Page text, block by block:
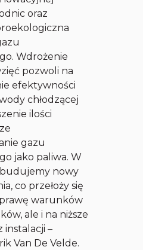
oraz
Wdrożenie
pozwoli na
efektywności
chłodzącej
ilości
gazu
jako paliwa. W
nowy
co przełoży się
warunków
ale i na niższe
instalacji –
Van De Velde.